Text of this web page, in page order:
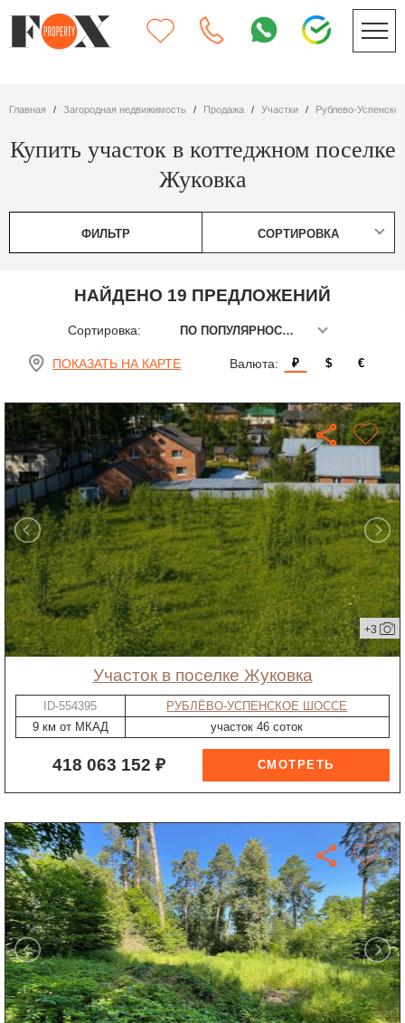
Главная Загородная недвижимость Продажа участки Рублево-
Купить участок в коттеджном поселке
Жуковка
ФИЛЬТР СОРТИРОВКА
НАЙДЕНО 19 ПРЕДЛОЖЕНИЙ
Сортировка: ПО ПОПУЛЯРНОСТИ
ПОКАЗАТЬ НА КАРТЕ Валюта: ₽ $ €
+3
участок в поселке Жуковка
ID-554395
РУБЛЁВО-УСПЕНСКОЕ ШОССЕ
9 км от МКАД
участок 46 соток
418 063 152 ₽